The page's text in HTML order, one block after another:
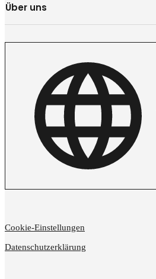
Über uns
Cookie-Einstellungen
Datenschutzerklärung